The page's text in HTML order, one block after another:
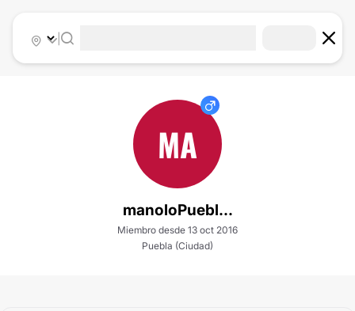
|
MA
manoloPuebl...
Miembro desde 13 oct 2016
Puebla (Ciudad)